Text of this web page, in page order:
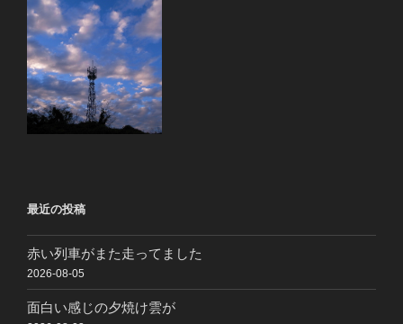
最近の投稿
赤い列車がまた走ってました
2026-08-05
面白い感じの夕焼け雲が